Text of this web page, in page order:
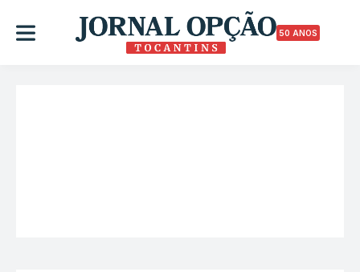
50 ANOS